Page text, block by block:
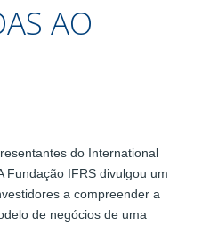
AO
do International
Fundação IFRS divulgou um
a compreender a
de negócios de uma